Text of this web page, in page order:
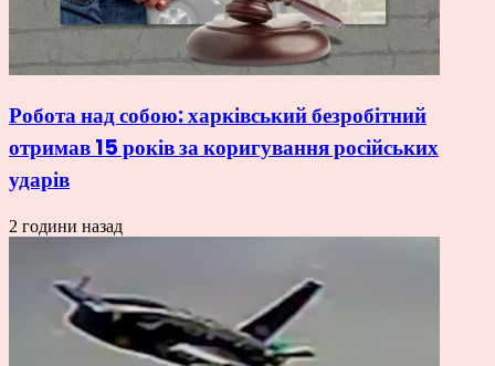
Робота над собою: харківський безробітний
отримав 15 років за коригування російських
ударів
2 години назад